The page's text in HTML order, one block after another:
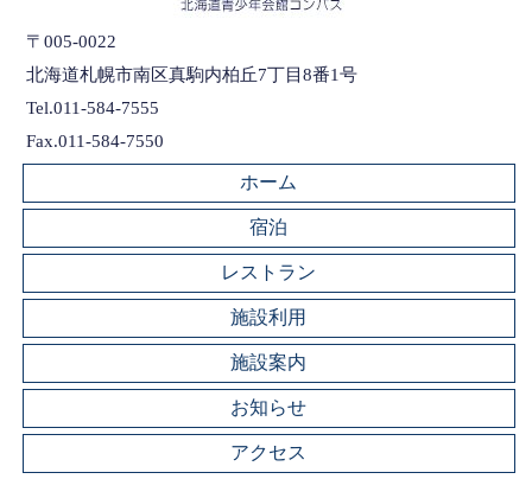
〒005-0022
北海道札幌市南区真駒内柏丘7丁目8番1号
Tel.011-584-7555
Fax.011-584-7550
ホーム
宿泊
レストラン
施設利用
施設案内
お知らせ
アクセス